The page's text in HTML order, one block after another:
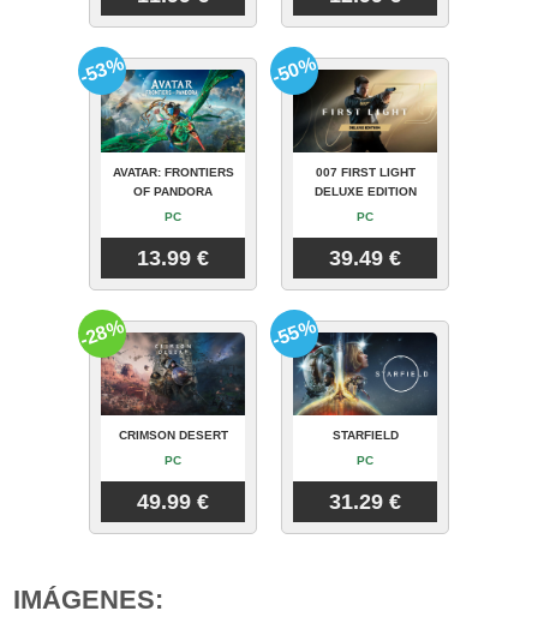
AVATAR: FRONTIERS
OF PANDORA
PC
13.99 €
-53%
007 FIRST LIGHT
DELUXE EDITION
PC
39.49 €
-50%
CRIMSON DESERT
PC
49.99 €
-28%
STARFIELD
PC
31.29 €
-55%
IMÁGENES: